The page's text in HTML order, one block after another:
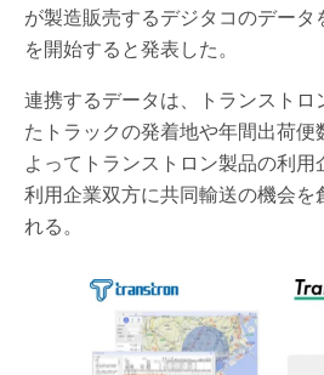
が製造販売するデジタコのデー
を開始すると発表した。
連携するデータは、トランストロ
たトラックの発着地や年間出荷
よってトランストロン製品の利
利用企業双方に共同輸送の機会を
れる。